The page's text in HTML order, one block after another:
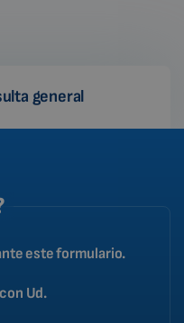
general
este formulario.
Ud.